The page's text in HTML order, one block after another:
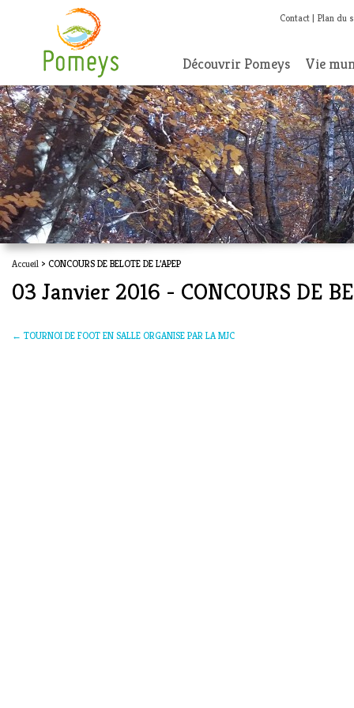
Contact Plan du
Découvrir Pomeys Vie
Accueil > CONCOURS DE BELOTE DE L’APEP
03 Janvier 2016 - CONCOURS DE
← TOURNOI DE FOOT EN SALLE ORGANISE PAR LA MJC